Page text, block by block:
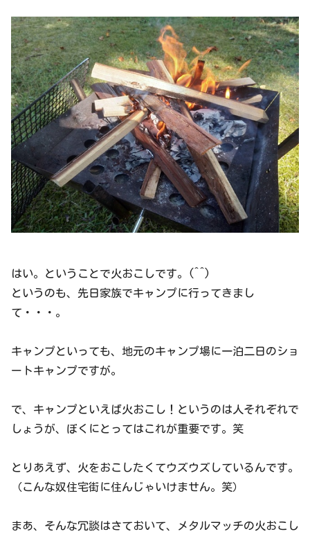
はい。ということで火おこしです。(^^)
というのも、先日家族でキャンプに行ってきまし
て・・・。
キャンプといっても、地元のキャンプ場に一泊二日のショ
ートキャンプですが。
で、キャンプといえば火おこし！というのは人それぞれで
しょうが、ぼくにとってはこれが重要です。笑
とりあえず、火をおこしたくてウズウズしているんです。
（こんな奴住宅街に住んじゃいけません。笑）
まあ、そんな冗談はさておいて、メタルマッチの火おこし